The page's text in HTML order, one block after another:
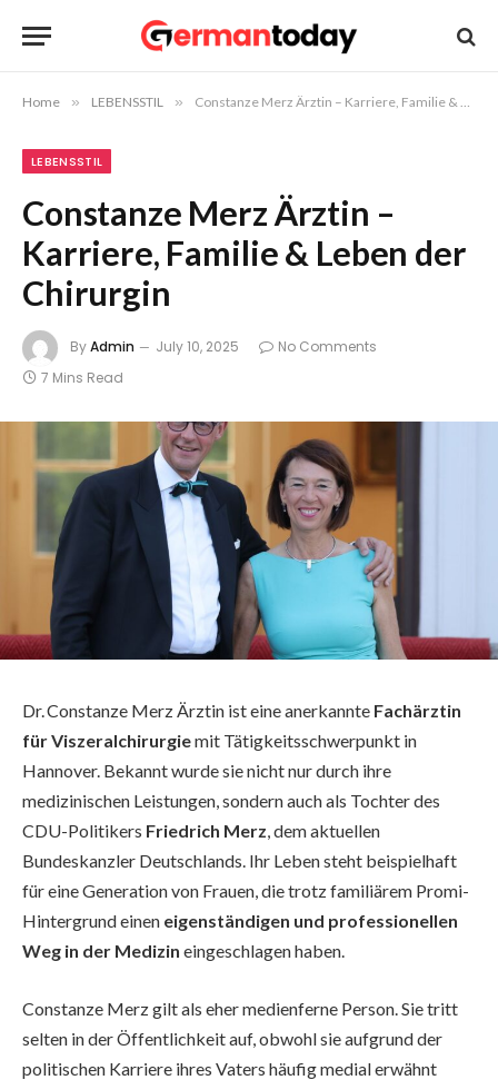
Home » LEBENSSTIL » Constanze Merz Ärztin – Karriere, Familie & Leben der Chirurgin
LEBENSSTIL
Constanze Merz Ärztin –
Karriere, Familie & Leben der
Chirurgin
ByAdmin July 10, 2025
No Comments
7 Mins Read
Dr. Constanze Merz Ärztin ist eine anerkannte Fachärztin
für Viszeralchirurgiemit Tätigkeitsschwerpunkt in
Hannover. Bekannt wurde sie nicht nur durch ihre
medizinischen Leistungen, sondern auch als Tochter des
CDU-Politikers Friedrich Merz, dem aktuellen
Bundeskanzler Deutschlands. Ihr Leben steht beispielhaft
für eine Generation von Frauen, die trotz familiärem Promi-
Hintergrund einen eigenständigen und professionellen
Weg in der Medizin eingeschlagen haben.
Constanze Merz gilt als eher medienferne Person. Sie tritt
selten in der Öffentlichkeit auf, obwohl sie aufgrund der
politischen Karriere ihres Vaters häufig medial erwähnt